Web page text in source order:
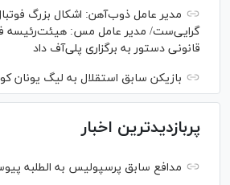
مدیر عامل ذوب‌آهن: اشکال بزرگ
گرایی‌ست/ مدیر عامل مس: هیئت‌رئیسه
قانونی دستور به برگزاری پلی‌آف داد
بازیکن سابق استقلال به لیگ یونان
پربازدیدترین اخبار
مدافع سابق پرسپولیس به الطلبه